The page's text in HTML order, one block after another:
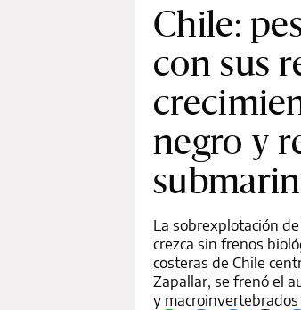
Chile:
con sus
negro y
La sobrexplotación
crezca sin frenos
costeras de Chile
Zapallar, se frenó el
y